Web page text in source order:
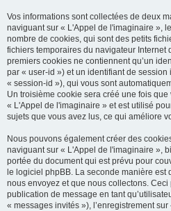
Vos informations sont collectées de deux
naviguant sur « L'Appel de l'imaginaire »,
nombre de cookies, qui sont des petits
fichiers temporaires du navigateur Internet
premiers cookies ne contiennent qu’un
par « user-id ») et un identifiant de
« session-id »), qui vous sont
Un troisième cookie sera créé une fois
« L'Appel de l'imaginaire » et est utilisé
sujets que vous avez lus, ce qui améliore
Nous pouvons également créer des
naviguant sur « L'Appel de l'imaginaire »,
portée du document qui est prévu pour
le logiciel phpBB. La seconde manière est
nous envoyez et que nous collectons. Ceci
publication de message en tant
« messages invités »), l’enregistrement